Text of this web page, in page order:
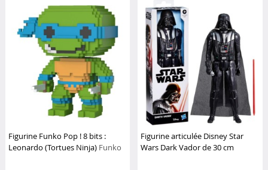
Figurine Funko Pop ! 8 bits :
Leonardo (Tortues Ninja) Funko
Figurine articulée Disney Star
Wars Dark Vador de 30 cm